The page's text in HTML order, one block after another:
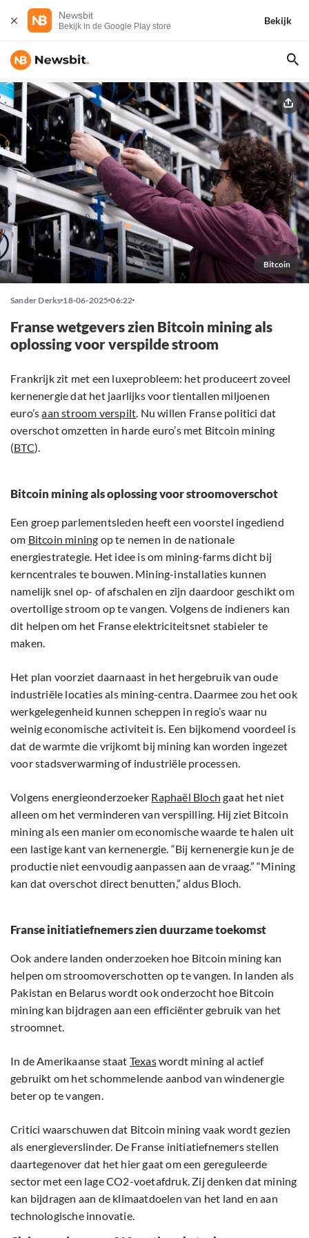
Newsbit
Bekijk in de Google Play store
Bekijk
Bitcoin
Sander Derks 18-06-2025 06:22
Franse wetgevers zien Bitcoin mining als
oplossing voor verspilde stroom
Frankrijk zit met een luxeprobleem: het produceert zoveel
kernenergie dat het jaarlijks voor tientallen miljoenen
euro’saan stroom verspilt. Nu willen Franse politici dat
overschot omzetten in harde euro’s met Bitcoin mining
(BTC).
Bitcoin mining als oplossing voor stroomoverschot
Een groep parlementsleden heeft een voorstel ingediend
om Bitcoin mining op te nemen in de nationale
energiestrategie. Het idee is om mining-farms dicht bij
kerncentrales te bouwen. Mining-installaties kunnen
namelijk snel op- of afschalen en zijn daardoor geschikt om
overtollige stroom op te vangen. Volgens de indieners kan
dit helpen om het Franse elektriciteitsnet stabieler te
maken.
Het plan voorziet daarnaast in het hergebruik van oude
industriële locaties als mining-centra. Daarmee zou het ook
werkgelegenheid kunnen scheppen in regio’s waar nu
weinig economische activiteit is. Een bijkomend voordeel is
dat de warmte die vrijkomt bij mining kan worden ingezet
voor stadsverwarming of industriële processen.
Volgens energieonderzoeker Raphaël Bloch gaat het niet
alleen om het verminderen van verspilling. Hij ziet Bitcoin
mining als een manier om economische waarde te halen uit
een lastige kant van kernenergie. “Bij kernenergie kun je de
productie niet eenvoudig aanpassen aan de vraag.” “Mining
kan dat overschot direct benutten,” aldus Bloch.
Franse initiatiefnemers zien duurzame toekomst
Ook andere landen onderzoeken hoe Bitcoin mining kan
helpen om stroomoverschotten op te vangen. In landen als
Pakistan en Belarus wordt ook onderzocht hoe Bitcoin
mining kan bijdragen aan een efficiënter gebruik van het
stroomnet.
In de Amerikaanse staat Texaswordt mining al actief
gebruikt om het schommelende aanbod van windenergie
beter op te vangen.
Critici waarschuwen dat Bitcoin mining vaak wordt gezien
als energieverslinder. De Franse initiatiefnemers stellen
daartegenover dat het hier gaat om een gereguleerde
sector met een lage CO2-voetafdruk. Zij denken dat mining
kan bijdragen aan de klimaatdoelen van het land en aan
technologische innovatie.